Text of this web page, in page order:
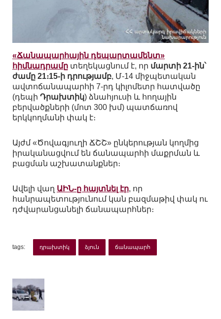
«Ճանապարհային դեպարտամենտ»
հիմնադրամը տեղեկացնում է, որ մարտի 21-ին՝
ժամը 21։15-ի դրությամբ, Մ-14 միջպետական
ավտոճանապարհի 7-րդ կիլոմետր հատվածը
(դեպի Դրախտիկ) ձնահյուսի և հողային
բերվածքների (մոտ 300 խմ) պատճառով
երկկողմանի փակ է։
Այժմ «Ծովագյուղի ՃՇՇ» ընկերության կողմից
իրականացվում են ճանապարհի մաքրման և
բացման աշխատանքներ։
Ավելի վաղ ԱԻՆ-ը հայտնել էր, որ
հանրապետությունում կան բազմաթիվ փակ ու
դժվարանցանելի ճանապարհներ։
tags: դրախտիկ ձյուն ճանապարհ